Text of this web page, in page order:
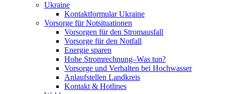
Ukraine
Kontaktformular Ukraine
Vorsorge für Notsituationen
Vorsorgen für den Stromausfall
Vorsorge für den Notfall
Energie sparen
Hohe Stromrechnung–Was tun?
Vorsorge und Verhalten bei Hochwasser
Anlaufstellen Landkreis
Kontakt & Hotlines